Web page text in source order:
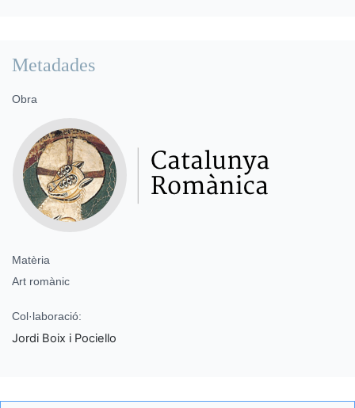
Metadades
Obra
Matèria
Art romànic
Col·laboració:
Jordi Boix i Pociello